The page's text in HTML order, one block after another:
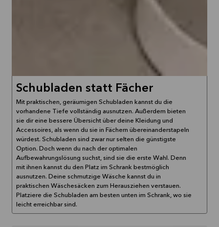
Schubladen statt Fächer
Mit praktischen, geräumigen Schubladen kannst du die
vorhandene Tiefe vollständig ausnutzen. Außerdem bieten
sie dir eine bessere Übersicht über deine Kleidung und
Accessoires, als wenn du sie in Fächern übereinanderstapeln
würdest. Schubladen sind zwar nur selten die günstigste
Option. Doch wenn du nach der optimalen
Aufbewahrungslösung suchst, sind sie die erste Wahl. Denn
mit ihnen kannst du den Platz im Schrank bestmöglich
ausnutzen. Deine schmutzige Wäsche kannst du in
praktischen Wäschesäcken zum Herausziehen verstauen.
Platziere die Schubladen am besten unten im Schrank, wo sie
leicht erreichbar sind.